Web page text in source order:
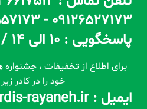
پاسخگویی : 10 الی 14 / 17 الی 22
برای اطلاع از تخفیفات ،
خود را در کادر
ایمیل : shop@pardis-rayaneh.ir